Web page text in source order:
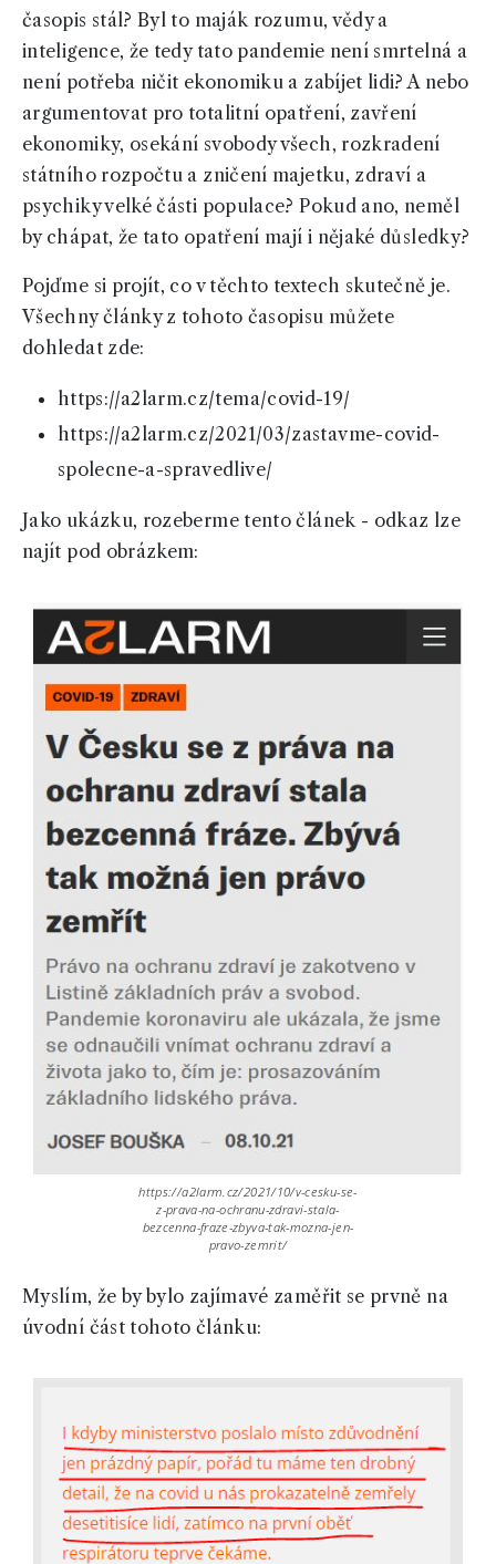
časopis stál? Byl to maják rozumu, vědy a
inteligence, že tedy tato pandemie není smrtelná a
není potřeba ničit ekonomiku a zabíjet lidi? A nebo
argumentovat pro totalitní opatření, zavření
ekonomiky, osekání svobody všech, rozkradení
státního rozpočtu a zničení majetku, zdraví a
psychiky velké části populace? Pokud ano, neměl
by chápat, že tato opatření mají i nějaké důsledky?
Pojďme si projít, co v těchto textech skutečně je.
Všechny články z tohoto časopisu můžete
dohledat zde:
https://a2larm.cz/tema/covid-19/
https://a2larm.cz/2021/03/zastavme-covid-
spolecne-a-spravedlive/
Jako ukázku, rozeberme tento článek - odkaz lze
najít pod obrázkem:
https://a2larm.cz/2021/10/v-cesku-se-
z-prava-na-ochranu-zdravi-stala-
bezcenna-fraze-zbyva-tak-mozna-jen-
pravo-zemrit/
Myslím, že by bylo zajímavé zaměřit se prvně na
úvodní část tohoto článku: